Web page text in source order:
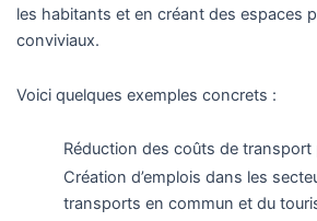
les habitants et en créant des espaces
conviviaux.
Voici quelques exemples concrets :
Réduction des coûts de transport
Création d’emplois dans les
transports en commun et du